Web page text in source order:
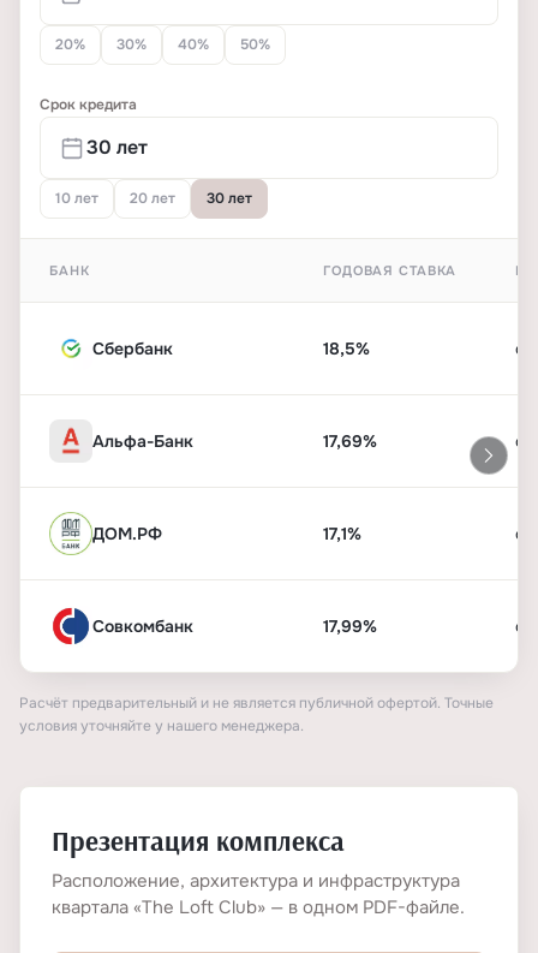
20% 30% 40% 50%
Срок кредита
10 лет 20 лет 30 лет
БАНК ГОДОВАЯ СТАВКА
Сбербанк 18,5%
Альфа-Банк 17,69%
ДОМ.РФ 17,1%
Совкомбанк 17,99%
Расчёт предварительный и не является публичной офертой. Точные
условия уточняйте у нашего менеджера.
Презентация комплекса
Расположение, архитектура и инфраструктура
квартала «The Loft Club» — в одном PDF-файле.